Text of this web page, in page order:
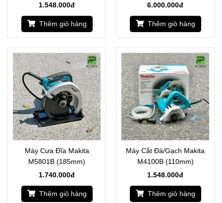
1.548.000đ
Thêm giỏ hàng
6.000.000đ
Thêm giỏ hàng
Máy Cưa Đĩa Makita
M5801B (185mm)
1.740.000đ
Thêm giỏ hàng
Máy Cắt Đá/Gạch Makita
M4100B (110mm)
1.548.000đ
Thêm giỏ hàng